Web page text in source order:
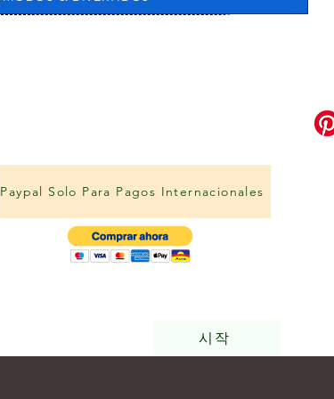
Paypal Solo Para Pagos Internacionales
시작